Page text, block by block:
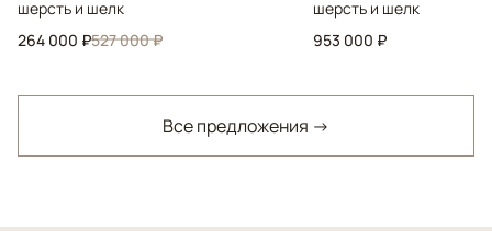
шерсть и шелк
264 000 ₽527 000 ₽
шерсть и шелк
953 000 ₽
Все предложения →